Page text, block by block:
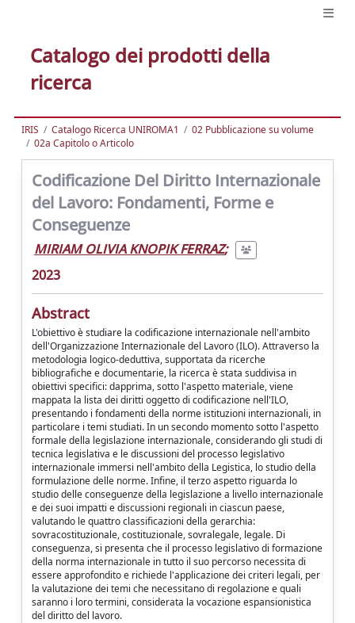
Catalogo dei prodotti della
ricerca
IRIS Catalogo Ricerca UNIROMA1
02 Pubblicazione su volume
02a Capitolo o Articolo
Codificazione Del Diritto Internazionale
del Lavoro: Fondamenti, Forme e
Conseguenze
MIRIAM OLIVIA KNOPIK FERRAZ;
2023
Abstract
L'obiettivo è studiare la codificazione internazionale nell'ambito
dell'Organizzazione Internazionale del Lavoro (ILO). Attraverso la
metodologia logico-deduttiva, supportata da ricerche
bibliografiche e documentarie, la ricerca è stata suddivisa in
obiettivi specifici: dapprima, sotto l'aspetto materiale, viene
mappata la lista dei diritti oggetto di codificazione nell'ILO,
presentando i fondamenti della norme istituzioni internazionali, in
particolare i temi studiati. In un secondo momento sotto l'aspetto
formale della legislazione internazionale, considerando gli studi di
tecnica legislativa e le discussioni del processo legislativo
internazionale immersi nell'ambito della Legistica, lo studio della
formulazione delle norme. Infine, il terzo aspetto riguarda lo
studio delle conseguenze della legislazione a livello internazionale
e dei suoi impatti e discussioni regionali in ciascun paese,
valutando le quattro classificazioni della gerarchia:
sovracostituzionale, costituzionale, sovralegale, legale. Di
conseguenza, si presenta che il processo legislativo di formazione
della norma internazionale in tutto il suo percorso necessita di
essere approfondito e richiede l'applicazione dei criteri legali, per
la valutazione dei temi che necessitano di regolazione e quali
saranno i loro termini, considerata la vocazione espansionistica
del diritto del lavoro.